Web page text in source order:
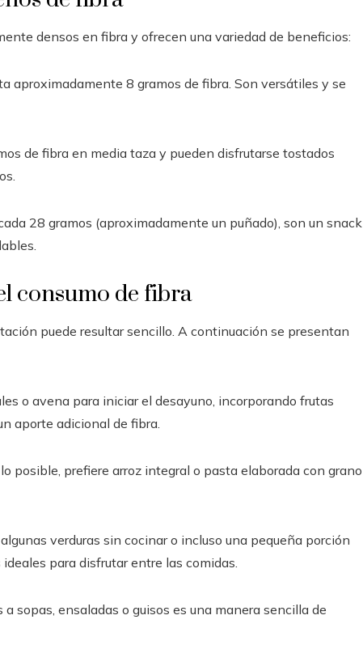
densos en fibra y ofrecen una variedad de beneficios:
aproximadamente 8 gramos de fibra. Son versátiles y se
de fibra en media taza y pueden disfrutarse tostados
28 gramos (aproximadamente un puñado), son un snack
consumo de fibra
puede resultar sencillo. A continuación se presentan
o avena para iniciar el desayuno, incorporando frutas
aporte adicional de fibra.
posible, prefiere arroz integral o pasta elaborada con grano
verduras sin cocinar o incluso una pequeña porción
para disfrutar entre las comidas.
sopas, ensaladas o guisos es una manera sencilla de